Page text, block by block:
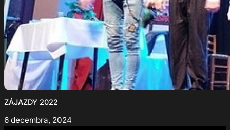
ZÁJAZDY 2022
6 decembra, 2024